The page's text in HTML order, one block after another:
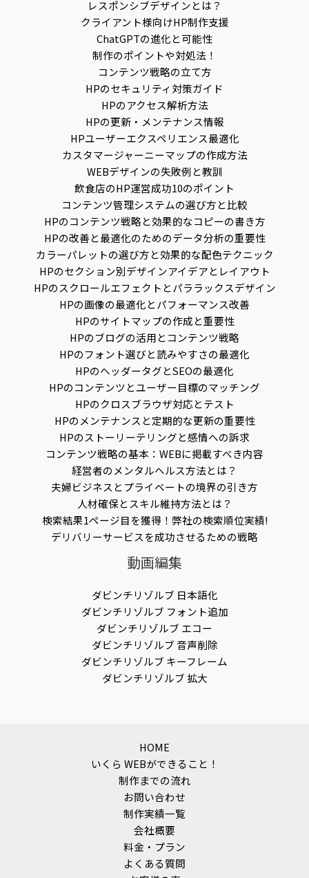
レスポンシブデザインとは？
クライアント様向けHP制作支援
ChatGPTの進化と可能性
制作のポイントや対処法！
コンテンツ戦略の立て方
HPのセキュリティ対策ガイド
HPのアクセス解析方法
HPの更新・メンテナンス情報
HPユーザーエクスペリエンス最適化
カスタマージャーニーマップの作成方法
WEBデザインの失敗例と教訓
飲食店のHP運営成功10のポイント
コンテンツ管理システムの選び方と比較
HPのコンテンツ戦略と効果的なコピーの書き方
HPの改善と最適化のためのデータ分析の重要性
カラーパレットの選び方と効果的な配色テクニック
HPのセクション別デザインアイデアとレイアウト
HPのスクロールエフェクトとパララックスデザイン
HPの画像の最適化とパフォーマンス改善
HPのサイトマップの作成と重要性
HPのブログの活用とコンテンツ戦略
HPのフォント選びと読みやすさの最適化
HPのヘッダータグとSEOの最適化
HPのコンテンツとユーザー目標のマッチング
HPのクロスブラウザ対応とテスト
HPのメンテナンスと定期的な更新の重要性
HPのストーリーテリングと感情への訴求
コンテンツ戦略の基本：WEBに掲載すべき内容
経営者のメンタルヘルス方法とは？
夫婦ビジネスとプライベートの境界の引き方
人材確保とスキル維持方法とは？
検索結果1ページ目を獲得！弊社の検索順位実績!
デリバリーサービスを成功させるための戦略
動画編集
ダビンチリゾルブ 日本語化
ダビンチリゾルブ フォント追加
ダビンチリゾルブ エコー
ダビンチリゾルブ 音声削除
ダビンチリゾルブ キーフレーム
ダビンチリゾルブ 拡大
HOME
いくら WEBができること！
制作までの流れ
お問い合わせ
制作実績一覧
会社概要
料金・プラン
よくある質問